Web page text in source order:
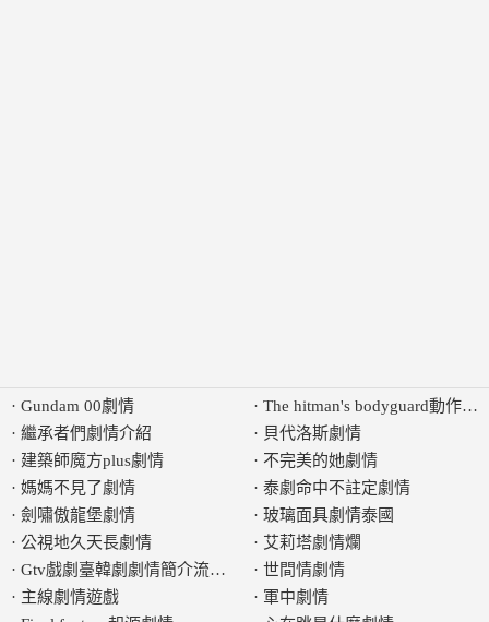
· Gundam 00劇情
· 繼承者們劇情介紹
· 建築師魔方plus劇情
· 媽媽不見了劇情
· 劍嘯傲龍堡劇情
· 公視地久天長劇情
· Gtv戲劇臺韓劇劇情簡介流行70
· 主線劇情遊戲
· The hitman's bodyguard動作劇
· 貝代洛斯劇情
· 不完美的她劇情
· 泰劇命中不註定劇情
· 玻璃面具劇情泰國
· 艾莉塔劇情爛
· 世間情劇情
· 軍中劇情